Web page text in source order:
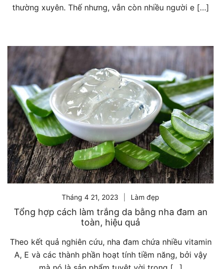
thường xuyên. Thế nhưng, vẫn còn nhiều người e […]
Tháng 4 21, 2023 Làm đẹp
Tổng hợp cách làm trắng da bằng nha đam an
toàn, hiệu quả
Theo kết quả nghiên cứu, nha đam chứa nhiều vitamin
A, E và các thành phần hoạt tính tiềm năng, bởi vậy